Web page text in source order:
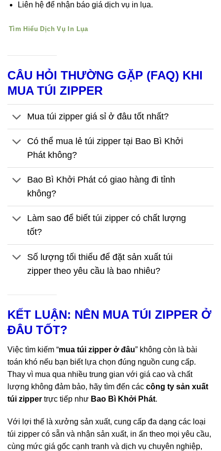
Liên hệ để nhận báo giá dịch vụ in lụa.
Tìm Hiểu Dịch Vụ In Lụa
CÂU HỎI THƯỜNG GẶP (FAQ) KHI
MUA TÚI ZIPPER
Mua túi zipper giá sỉ ở đâu tốt nhất?
Có thể mua lẻ túi zipper tại Bao Bì Khởi
Phát không?
Bao Bì Khởi Phát có giao hàng đi tỉnh
không?
Làm sao để biết túi zipper có chất lượng
tốt?
Số lượng tối thiểu để đặt sản xuất túi
zipper theo yêu cầu là bao nhiêu?
KẾT LUẬN: NÊN MUA TÚI ZIPPER Ở
ĐÂU TỐT?
Việc tìm kiếm “mua túi zipper ở đâu” không còn là bài
toán khó nếu bạn biết lựa chọn đúng nguồn cung cấp.
Thay vì mua qua nhiều trung gian với giá cao và chất
lượng không đảm bảo, hãy tìm đến các công ty sản xuất
túi zipper trực tiếp như Bao Bì Khởi Phát.
Với lợi thế là xưởng sản xuất, cung cấp đa dạng các loại
túi zipper có sẵn và nhận sản xuất, in ấn theo mọi yêu cầu,
cùng mức giá gốc cạnh tranh và dịch vụ chuyên nghiệp,